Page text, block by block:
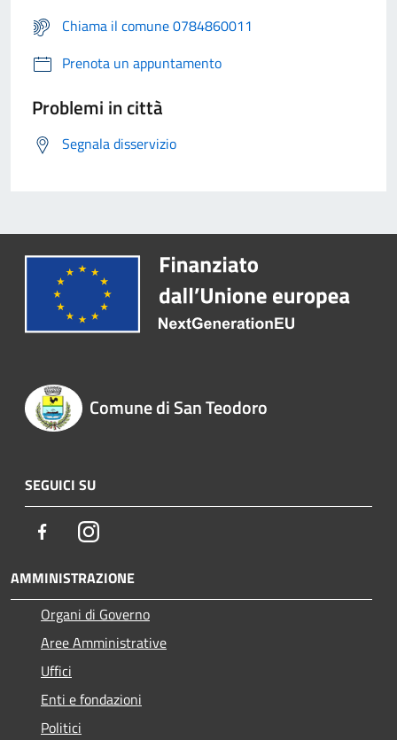
Chiama il comune 0784860011
Prenota un appuntamento
Problemi in città
Segnala disservizio
Comune di San Teodoro
SEGUICI SU
FacebookInstagram
AMMINISTRAZIONE
Organi di Governo
Aree Amministrative
Uffici
Enti e fondazioni
Politici